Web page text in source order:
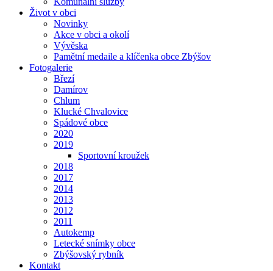
Život v obci
Novinky
Akce v obci a okolí
Vývěska
Pamětní medaile a klíčenka obce Zbýšov
Fotogalerie
Březí
Damírov
Chlum
Klucké Chvalovice
Spádové obce
2020
2019
Sportovní kroužek
2018
2017
2014
2013
2012
2011
Autokemp
Letecké snímky obce
Zbýšovský rybník
Kontakt